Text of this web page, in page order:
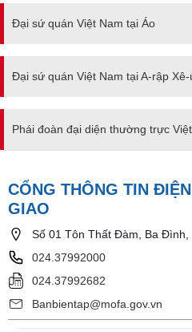
Đại sứ quán Việt Nam tại Áo
Đại sứ quán Việt Nam tại A-rập Xê-
Phái đoàn đại diện thường trực
CỔNG THÔNG TIN
GIAO
Số 01 Tôn Thất Đàm, Ba Đình,
024.37992000
024.37992682
Banbientap@mofa.gov.vn